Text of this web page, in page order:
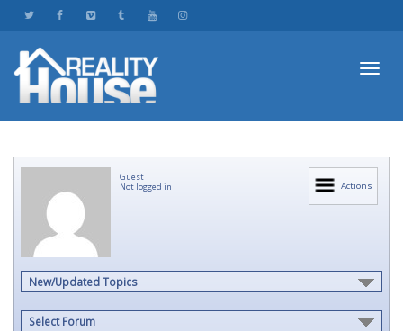
Actions
Guest
Not logged in
New/Updated Topics
Select Forum